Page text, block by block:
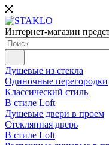
Интернет-магазин
Душевые из стекла
Одиночные перегородки
Классический стиль
В стиле Loft
Душевые двери в проем
Стеклянная дверь
В стиле Loft